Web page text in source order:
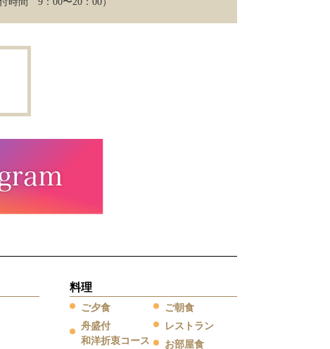
料理
ご夕食
舟盛付
和洋折衷コース
ご朝食
レストラン
お部屋食